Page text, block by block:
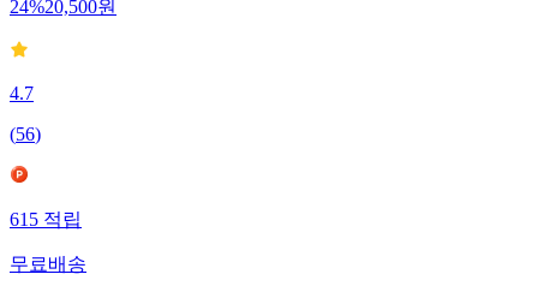
24%20,500원
4.7
(56)
615적립
무료배송